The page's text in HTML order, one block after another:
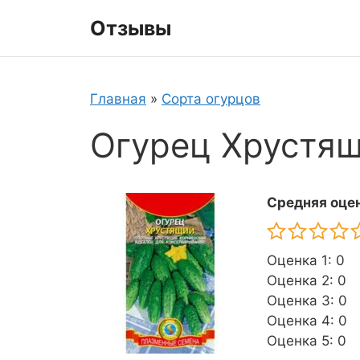
Отзывы
Главная » Сорта огурцов
Огурец
Средняя
Оценка 1: 0
Оценка 2: 0
Оценка 3: 0
Оценка 4: 0
Оценка 5: 0